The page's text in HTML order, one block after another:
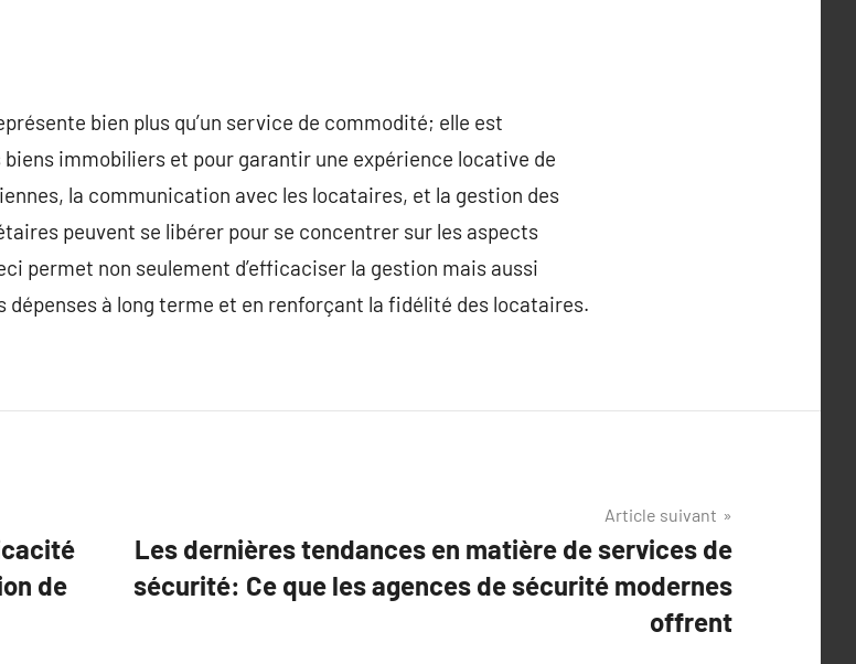
bien plus qu’un service de commodité; elle est
immobiliers et pour garantir une expérience locative de
la communication avec les locataires, et la gestion des
peuvent se libérer pour se concentrer sur les aspects
permet non seulement d’efficaciser la gestion mais aussi
à long terme et en renforçant la fidélité des locataires.
de
Article suivant
Les dernières tendances en matière de services de
sécurité: Ce que les agences de sécurité modernes
offrent